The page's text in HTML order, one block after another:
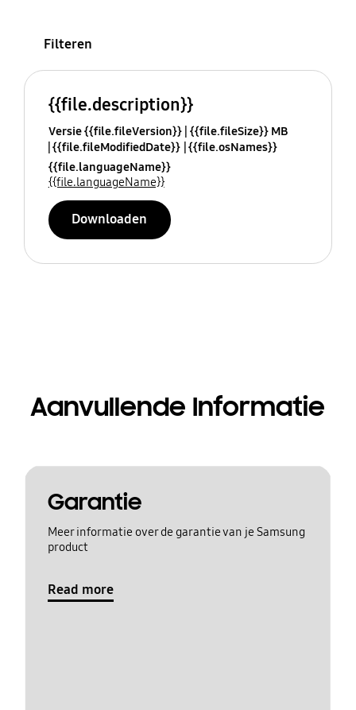
Filteren
{{file.description}}
Versie {{file.fileVersion}} {{file.fileSize}} MB
{{file.fileModifiedDate}} {{file.osNames}}
{{file.languageName}}
{{file.languageName}}
Downloaden
Aanvullende Informatie
Garantie
Meer informatie over de garantie van je Samsung
product
Read more